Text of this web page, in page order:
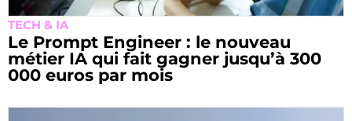
TECH & IA
Le Prompt Engineer : le nouveau
métier IA qui fait gagner jusqu’à 300
000 euros par mois